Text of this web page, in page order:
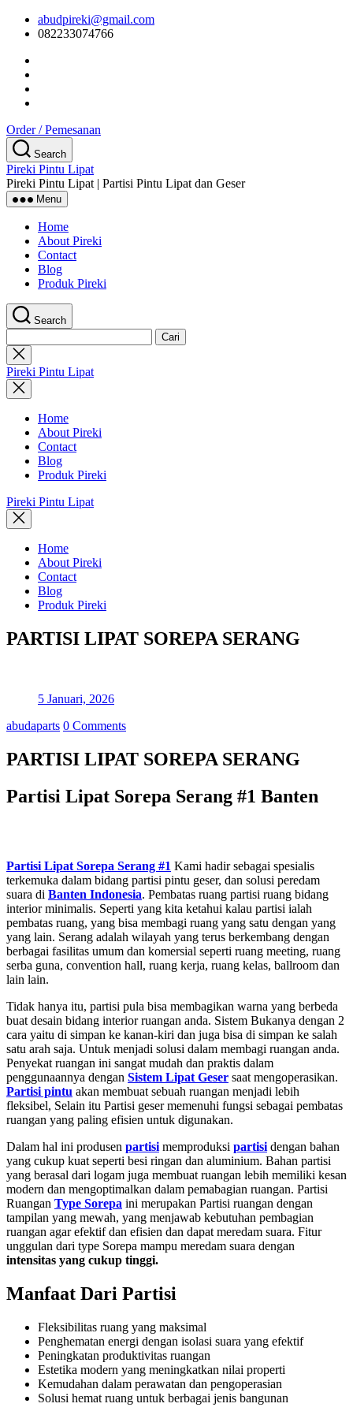
Skip
content
abudpireki@gmail.com
082233074766
Order / Pemesanan
Search
Pireki Pintu Lipat
Pireki Pintu Lipat | Partisi Pintu Lipat dan Geser
Menu
Home
About Pireki
Contact
Blog
Produk Pireki
Search
untuk:
Close
search
Pireki Pintu Lipat
Home
About Pireki
Contact
Blog
Produk Pireki
Pireki Pintu Lipat
Home
About Pireki
Contact
Blog
Produk Pireki
PARTISI LIPAT SOREPA SERANG
5 Januari, 2026
abudaparts 0 Comments
PARTISI LIPAT SOREPA SERANG
Partisi Lipat Sorepa Serang #1 Banten
Partisi Lipat Sorepa Serang #1 Kami hadir sebagai spesialis
terkemuka dalam bidang partisi pintu geser, dan solusi peredam
suara di Banten Indonesia. Pembatas ruang partisi ruang bidang
interior minimalis. Seperti yang kita ketahui kalau partisi ialah
pembatas ruang, yang bisa membagi ruang yang satu dengan yang
yang lain. Serang adalah wilayah yang terus berkembang dengan
berbagai fasilitas umum dan komersial seperti ruang meeting, ruang
serba guna, convention hall, ruang kerja, ruang kelas, ballroom dan
lain lain.
Tidak hanya itu, partisi pula bisa membagikan warna yang berbeda
buat desain bidang interior ruangan anda. Sistem Bukanya dengan 2
cara yaitu di simpan ke kanan-kiri dan juga bisa di simpan ke salah
satu arah saja. Untuk menjadi solusi dalam membagi ruangan anda.
Penyekat ruangan ini sangat mudah dan praktis dalam
penggunaannya dengan Sistem Lipat Geser saat mengoperasikan.
Partisi pintu akan membuat sebuah ruangan menjadi lebih
fleksibel, Selain itu Partisi geser memenuhi fungsi sebagai pembatas
ruangan yang paling efisien untuk digunakan.
Dalam hal ini produsen partisi memproduksi partisi dengan bahan
yang cukup kuat seperti besi ringan dan aluminium. Bahan partisi
yang berasal dari logam juga membuat ruangan lebih memiliki kesan
modern dan mengoptimalkan dalam pemabagian ruangan. Partisi
Ruangan Type Sorepa ini merupakan Partisi ruangan dengan
tampilan yang mewah, yang menjawab kebutuhan pembagian
ruangan agar efektif dan efisien dan dapat meredam suara. Fitur
unggulan dari type Sorepa mampu meredam suara dengan
intensitas yang cukup tinggi.
Manfaat Dari Partisi
Fleksibilitas ruang yang maksimal
Penghematan energi dengan isolasi suara yang efektif
Peningkatan produktivitas ruangan
Estetika modern yang meningkatkan nilai properti
Kemudahan dalam perawatan dan pengoperasian
Solusi hemat ruang untuk berbagai jenis bangunan